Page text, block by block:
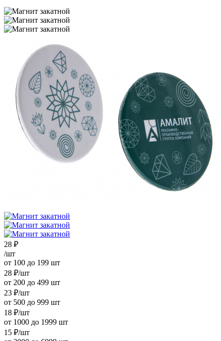
28 ₽
/шт
от 100 до 199 шт
28 ₽/шт
от 200 до 499 шт
23 ₽/шт
от 500 до 999 шт
18 ₽/шт
от 1000 до 1999 шт
15 ₽/шт